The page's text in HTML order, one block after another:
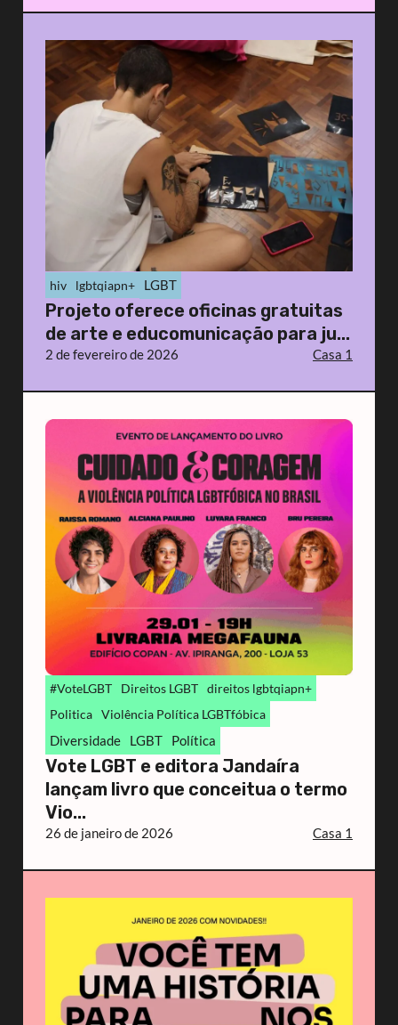
hiv lgbtqiapn+ LGBT
Projeto oferece oficinas gratuitas
de arte e educomunicação para ju...
2 de fevereiro de 2026 Casa 1
#VoteLGBT Direitos LGBT direitos lgbtqiapn+
Politica Violência Política LGBTfóbica
Diversidade LGBT Política
Vote LGBT e editora Jandaíra
lançam livro que conceitua o termo
Vio...
26 de janeiro de 2026 Casa 1